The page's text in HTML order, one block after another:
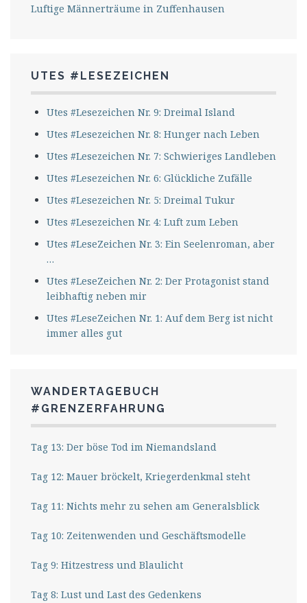
Luftige Männerträume in Zuffenhausen
UTES #LESEZEICHEN
Utes #Lesezeichen Nr. 9: Dreimal Island
Utes #Lesezeichen Nr. 8: Hunger nach Leben
Utes #Lesezeichen Nr. 7: Schwieriges Landleben
Utes #Lesezeichen Nr. 6: Glückliche Zufälle
Utes #Lesezeichen Nr. 5: Dreimal Tukur
Utes #Lesezeichen Nr. 4: Luft zum Leben
Utes #LeseZeichen Nr. 3: Ein Seelenroman, aber
…
Utes #LeseZeichen Nr. 2: Der Protagonist stand
leibhaftig neben mir
Utes #LeseZeichen Nr. 1: Auf dem Berg ist nicht
immer alles gut
WANDERTAGEBUCH
#GRENZERFAHRUNG
Tag 13: Der böse Tod im Niemandsland
Tag 12: Mauer bröckelt, Kriegerdenkmal steht
Tag 11: Nichts mehr zu sehen am Generalsblick
Tag 10: Zeitenwenden und Geschäftsmodelle
Tag 9: Hitzestress und Blaulicht
Tag 8: Lust und Last des Gedenkens